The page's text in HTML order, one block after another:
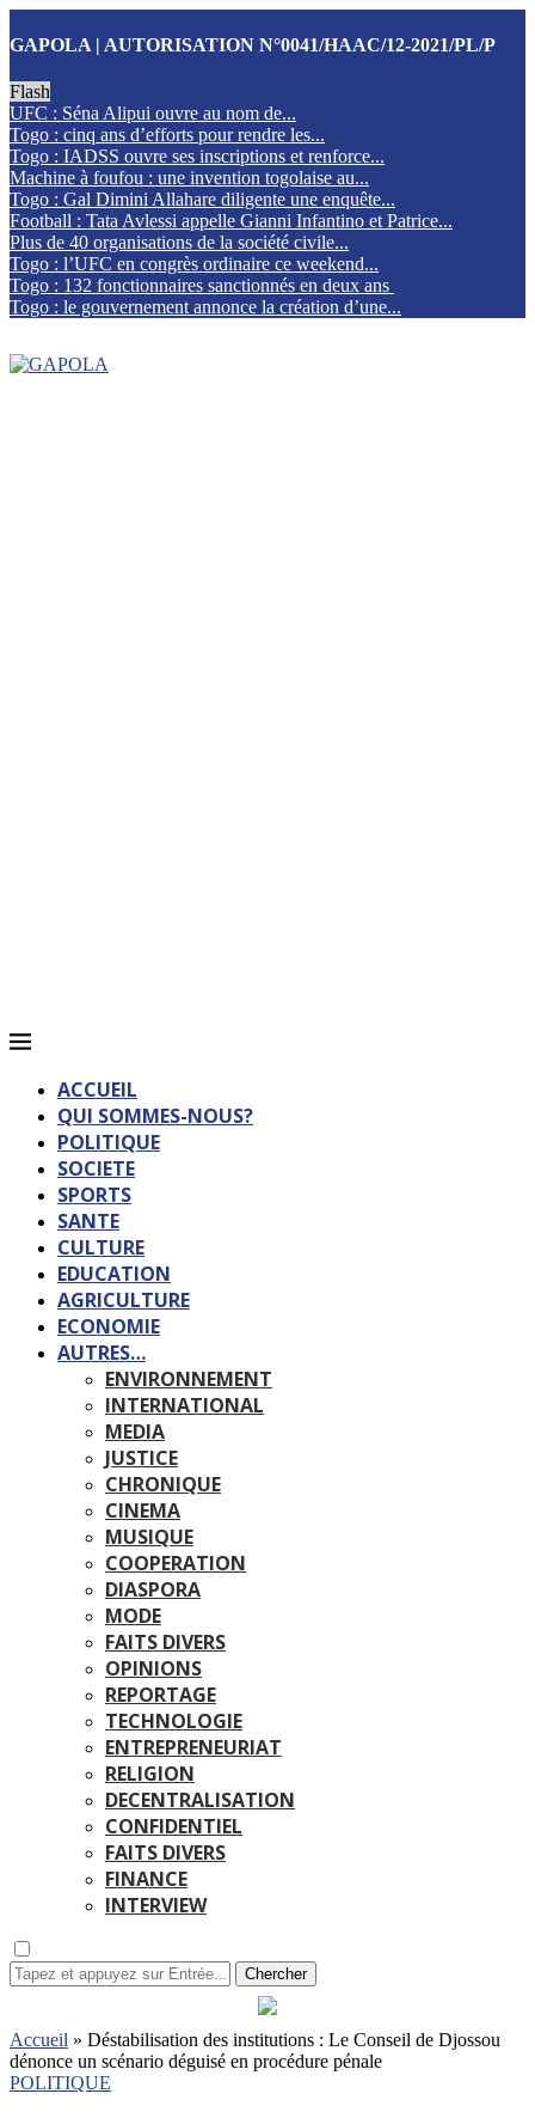
GAPOLA | AUTORISATION N°0041/HAAC/12-2021/PL/P
Flash
UFC : Séna Alipui ouvre au nom de...
Togo : cinq ans d’efforts pour rendre les...
Togo : IADSS ouvre ses inscriptions et renforce...
Machine à foufou : une invention togolaise au...
Togo : Gal Dimini Allahare diligente une enquête...
Football : Tata Avlessi appelle Gianni Infantino et Patrice...
Plus de 40 organisations de la société civile...
Togo : l’UFC en congrès ordinaire ce weekend...
Togo : 132 fonctionnaires sanctionnés en deux ans
Togo : le gouvernement annonce la création d’une...
ACCUEIL
QUI SOMMES-NOUS?
POLITIQUE
SOCIETE
SPORTS
SANTE
CULTURE
EDUCATION
AGRICULTURE
ECONOMIE
AUTRES…
ENVIRONNEMENT
INTERNATIONAL
MEDIA
JUSTICE
CHRONIQUE
CINEMA
MUSIQUE
COOPERATION
DIASPORA
MODE
FAITS DIVERS
OPINIONS
REPORTAGE
TECHNOLOGIE
ENTREPRENEURIAT
RELIGION
DECENTRALISATION
CONFIDENTIEL
FAITS DIVERS
FINANCE
INTERVIEW
Chercher
Accueil » Déstabilisation des institutions : Le Conseil de Djossou
dénonce un scénario déguisé en procédure pénale
POLITIQUE